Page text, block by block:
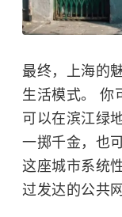
最终，上海的
生活模式。 你
可以在滨江绿
一掷千金，也
这座城市系统
过发达的公共